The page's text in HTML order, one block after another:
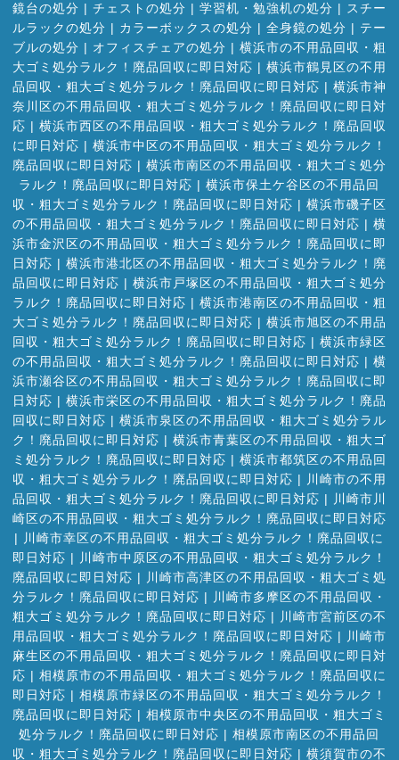
鏡台の処分 | チェストの処分 | 学習机・勉強机の処分 | スチー
ルラックの処分 | カラーボックスの処分 | 全身鏡の処分 | テー
ブルの処分 | オフィスチェアの処分 | 横浜市の不用品回収・粗
大ゴミ処分ラルク！廃品回収に即日対応 | 横浜市鶴見区の不用
品回収・粗大ゴミ処分ラルク！廃品回収に即日対応 | 横浜市神
奈川区の不用品回収・粗大ゴミ処分ラルク！廃品回収に即日対
応 | 横浜市西区の不用品回収・粗大ゴミ処分ラルク！廃品回収
に即日対応 | 横浜市中区の不用品回収・粗大ゴミ処分ラルク！
廃品回収に即日対応 | 横浜市南区の不用品回収・粗大ゴミ処分
ラルク！廃品回収に即日対応 | 横浜市保土ケ谷区の不用品回
収・粗大ゴミ処分ラルク！廃品回収に即日対応 | 横浜市磯子区
の不用品回収・粗大ゴミ処分ラルク！廃品回収に即日対応 | 横
浜市金沢区の不用品回収・粗大ゴミ処分ラルク！廃品回収に即
日対応 | 横浜市港北区の不用品回収・粗大ゴミ処分ラルク！廃
品回収に即日対応 | 横浜市戸塚区の不用品回収・粗大ゴミ処分
ラルク！廃品回収に即日対応 | 横浜市港南区の不用品回収・粗
大ゴミ処分ラルク！廃品回収に即日対応 | 横浜市旭区の不用品
回収・粗大ゴミ処分ラルク！廃品回収に即日対応 | 横浜市緑区
の不用品回収・粗大ゴミ処分ラルク！廃品回収に即日対応 | 横
浜市瀬谷区の不用品回収・粗大ゴミ処分ラルク！廃品回収に即
日対応 | 横浜市栄区の不用品回収・粗大ゴミ処分ラルク！廃品
回収に即日対応 | 横浜市泉区の不用品回収・粗大ゴミ処分ラル
ク！廃品回収に即日対応 | 横浜市青葉区の不用品回収・粗大ゴ
ミ処分ラルク！廃品回収に即日対応 | 横浜市都筑区の不用品回
収・粗大ゴミ処分ラルク！廃品回収に即日対応 | 川崎市の不用
品回収・粗大ゴミ処分ラルク！廃品回収に即日対応 | 川崎市川
崎区の不用品回収・粗大ゴミ処分ラルク！廃品回収に即日対応
| 川崎市幸区の不用品回収・粗大ゴミ処分ラルク！廃品回収に
即日対応 | 川崎市中原区の不用品回収・粗大ゴミ処分ラルク！
廃品回収に即日対応 | 川崎市高津区の不用品回収・粗大ゴミ処
分ラルク！廃品回収に即日対応 | 川崎市多摩区の不用品回収・
粗大ゴミ処分ラルク！廃品回収に即日対応 | 川崎市宮前区の不
用品回収・粗大ゴミ処分ラルク！廃品回収に即日対応 | 川崎市
麻生区の不用品回収・粗大ゴミ処分ラルク！廃品回収に即日対
応 | 相模原市の不用品回収・粗大ゴミ処分ラルク！廃品回収に
即日対応 | 相模原市緑区の不用品回収・粗大ゴミ処分ラルク！
廃品回収に即日対応 | 相模原市中央区の不用品回収・粗大ゴミ
処分ラルク！廃品回収に即日対応 | 相模原市南区の不用品回
収・粗大ゴミ処分ラルク！廃品回収に即日対応 | 横須賀市の不